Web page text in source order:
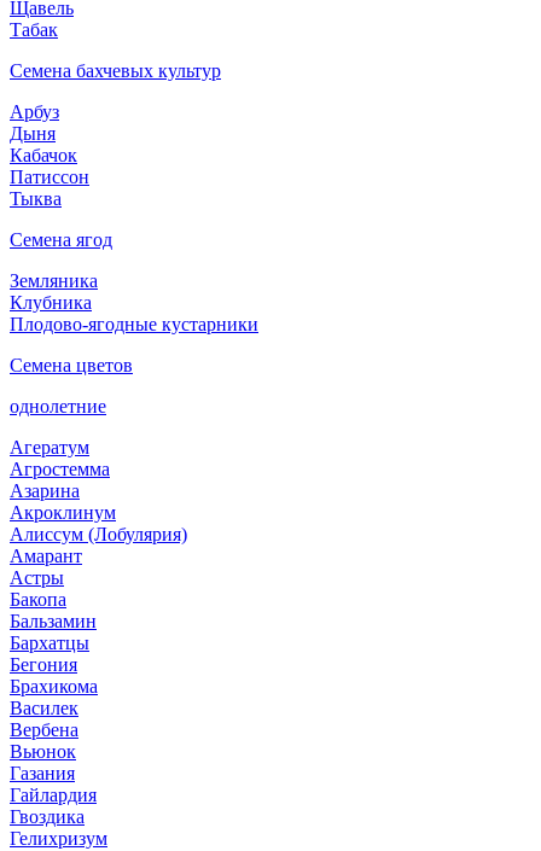
Щавель
Табак
Семена бахчевых культур
Арбуз
Дыня
Кабачок
Патиссон
Тыква
Семена ягод
Земляника
Клубника
Плодово-ягодные кустарники
Семена цветов
однолетние
Агератум
Агростемма
Азарина
Акроклинум
Алиссум (Лобулярия)
Амарант
Астры
Бакопа
Бальзамин
Бархатцы
Бегония
Брахикома
Василек
Вербена
Вьюнок
Газания
Гайлардия
Гвоздика
Гелихризум